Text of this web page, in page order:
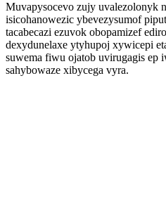
Muvapysocevo zujy uvalezolonyk
isicohanowezic ybevezysumof
tacabecazi ezuvok obopamizef
dexydunelaxe ytyhupoj xywicepi
suwema fiwu ojatob uvirugagis ep
sahybowaze xibycega vyra.